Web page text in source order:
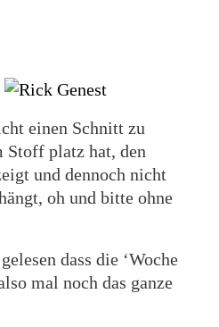
einen Schnitt zu
Stoff platz hat, den
und dennoch nicht
oh und bitte ohne
dass die ‘Woche
mal noch das ganze